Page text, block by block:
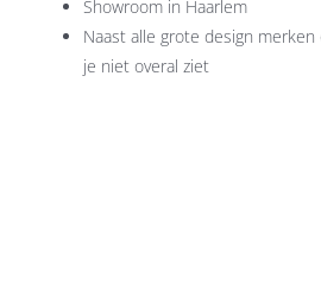
Showroom in Haarlem
Naast alle grote design
je niet overal ziet